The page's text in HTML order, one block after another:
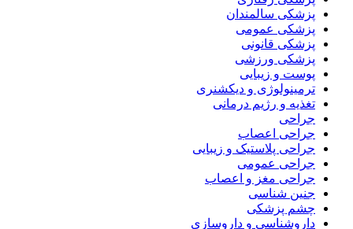
پزشکی سالمندان
پزشکی عمومی
پزشکی قانونی
پزشکی ورزشی
پوست و زیبایی
ترمینولوژی و دیکشنری
تغذیه و رژیم درمانی
جراحی
جراحی اعصاب
جراحی پلاستیک و زیبایی
جراحی عمومی
جراحی مغز و اعصاب
جنین شناسی
چشم پزشکی
داروشناسی و داروسازی